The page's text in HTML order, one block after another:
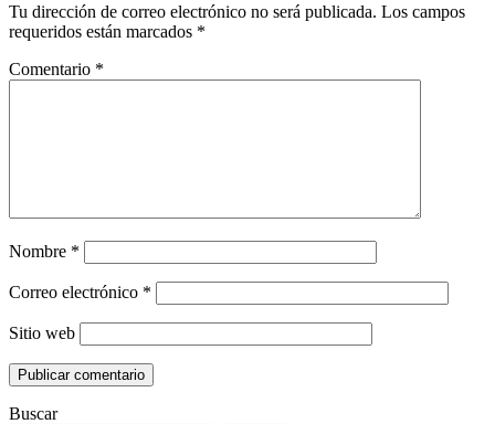
Tu dirección de correo electrónico no será publicada. Los campos
requeridos están marcados *
Comentario *
Nombre *
Correo electrónico *
Sitio web
Buscar